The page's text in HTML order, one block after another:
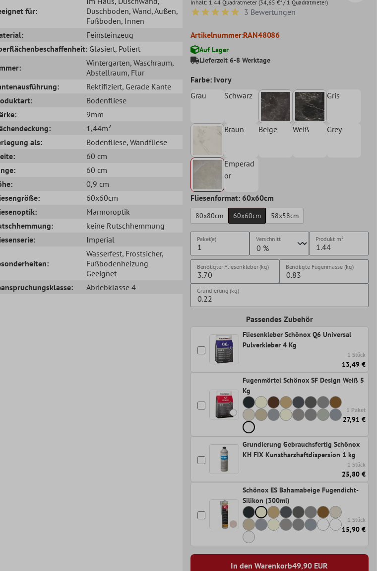
für:
Duschboden, Wand, Außen,
Fußboden, Innen
Feinsteinzeug
Glasiert, Poliert
Wintergarten, Waschraum,
Abstellraum, Flur
Rektifiziert, Gerade Kante
Bodenfliese
9mm
1,44m²
als:
Bodenfliese, Wandfliese
60 cm
60 cm
0,9 cm
60x60cm
Marmoroptik
keine Rutschhemmung
Imperial
Wasserfest, Frostsicher,
Fußbodenheizung
Geeignet
Abriebklasse 4
Inhalt: 1.44 Quadratmeter (34,65 €* / 1 Quadratmeter)
Durchschnittliche Bewertung von 5 von 5 Sternen
3 Bewertungen
Artikelnummer:RAN48086
Auf Lager
Lieferzeit 6-8 Werktage
Farbe: Ivory
Grau
Schwarz Gris
Braun Beige Weiß Grey
Emperad
or
Fliesenformat: 60x60cm
80x80cm 60x60cm 58x58cm
Paket(e) Verschnitt Produkt m²
Benötigter Fliesenkleber (kg) Benötigte Fugenmasse (kg)
Grundierung (kg)
Passendes Zubehör
Fliesenkleber Schönox Q6 Universal
Pulverkleber 4 Kg
1 Stück
13,49 €
Fugenmörtel Schönox SF Design Weiß 5
Kg
1 Paket
27,91 €
Grundierung Gebrauchsfertig Schönox
KH FIX Kunstharzhaftdispersion 1 kg
1 Stück
25,80 €
Schönox ES Bahamabeige Fugendicht-
Silikon (300ml)
1 Stück
15,90 €
In den Warenkorb49,90 EUR